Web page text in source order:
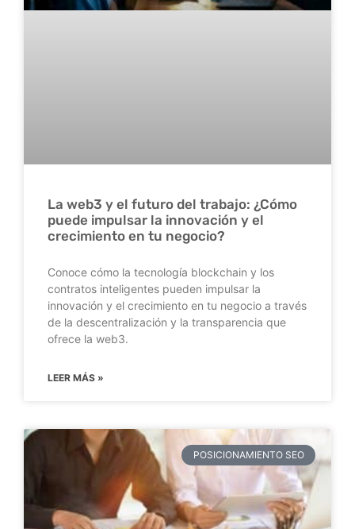
La web3 y el futuro del trabajo: ¿Cómo
puede impulsar la innovación y el
crecimiento en tu negocio?
Conoce cómo la tecnología blockchain y los
contratos inteligentes pueden impulsar la
innovación y el crecimiento en tu negocio a través
de la descentralización y la transparencia que
ofrece la web3.
LEER MÁS »
POSICIONAMIENTO SEO